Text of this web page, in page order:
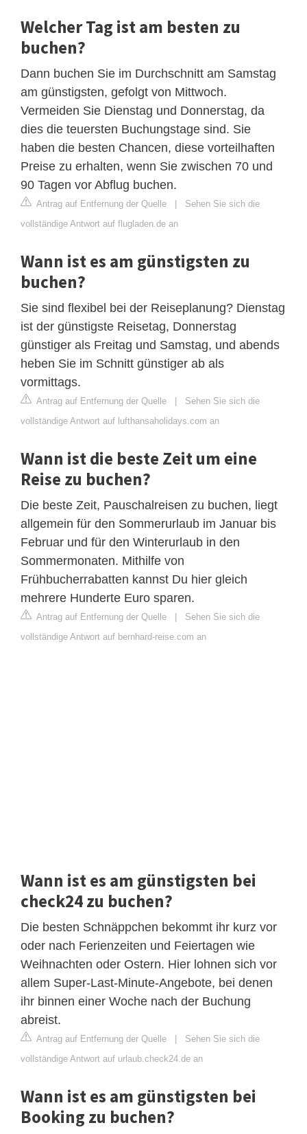
Welcher Tag ist am besten zu
buchen?
Dann buchen Sie im Durchschnitt am Samstag
am günstigsten, gefolgt von Mittwoch.
Vermeiden Sie Dienstag und Donnerstag, da
dies die teuersten Buchungstage sind. Sie
haben die besten Chancen, diese vorteilhaften
Preise zu erhalten, wenn Sie zwischen 70 und
90 Tagen vor Abflug buchen.
Antrag auf Entfernung der Quelle | Sehen Sie sich die
vollständige Antwort auf flugladen.de an
Wann ist es am günstigsten zu
buchen?
Sie sind flexibel bei der Reiseplanung? Dienstag
ist der günstigste Reisetag, Donnerstag
günstiger als Freitag und Samstag, und abends
heben Sie im Schnitt günstiger ab als
vormittags.
Antrag auf Entfernung der Quelle | Sehen Sie sich die
vollständige Antwort auf lufthansaholidays.com an
Wann ist die beste Zeit um eine
Reise zu buchen?
Die beste Zeit, Pauschalreisen zu buchen, liegt
allgemein für den Sommerurlaub im Januar bis
Februar und für den Winterurlaub in den
Sommermonaten. Mithilfe von
Frühbucherrabatten kannst Du hier gleich
mehrere Hunderte Euro sparen.
Antrag auf Entfernung der Quelle | Sehen Sie sich die
vollständige Antwort auf bernhard-reise.com an
Wann ist es am günstigsten bei
check24 zu buchen?
Die besten Schnäppchen bekommt ihr kurz vor
oder nach Ferienzeiten und Feiertagen wie
Weihnachten oder Ostern. Hier lohnen sich vor
allem Super-Last-Minute-Angebote, bei denen
ihr binnen einer Woche nach der Buchung
abreist.
Antrag auf Entfernung der Quelle | Sehen Sie sich die
vollständige Antwort auf urlaub.check24.de an
Wann ist es am günstigsten bei
Booking zu buchen?